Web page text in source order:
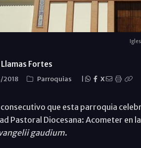
Llamas Fortes
2018 Parroquias X
que esta parroquia
Pastoral Diocesana: Acometer en
gaudium.